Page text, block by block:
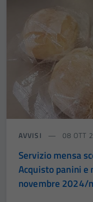
AVVISI 08 OTT
Servizio mensa
Acquisto panini
novembre 2024/